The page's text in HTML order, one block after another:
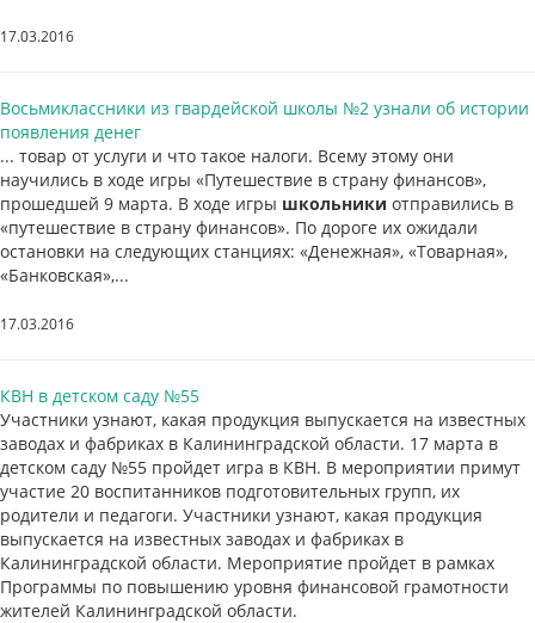
17.03.2016
Восьмиклассники из гвардейской школы №2 узнали об истории
появления денег
... товар от услуги и что такое налоги. Всему этому они
научились в ходе игры «Путешествие в страну финансов»,
прошедшей 9 марта. В ходе игры школьники отправились в
«путешествие в страну финансов». По дороге их ожидали
остановки на следующих станциях: «Денежная», «Товарная»,
«Банковская»,...
17.03.2016
КВН в детском саду №55
Участники узнают, какая продукция выпускается на известных
заводах и фабриках в Калининградской области. 17 марта в
детском саду №55 пройдет игра в КВН. В мероприятии примут
участие 20 воспитанников подготовительных групп, их
родители и педагоги. Участники узнают, какая продукция
выпускается на известных заводах и фабриках в
Калининградской области. Мероприятие пройдет в рамках
Программы по повышению уровня финансовой грамотности
жителей Калининградской области.